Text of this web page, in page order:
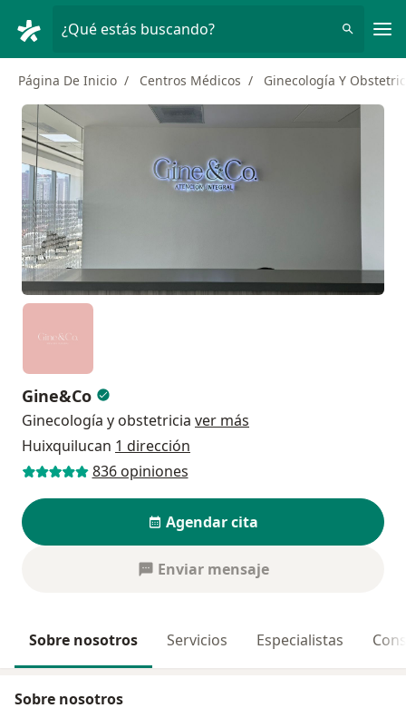
¿Qué estás buscando?
Página De Inicio Centros Médicos Ginecología Y
Gine&Co
Ginecología y obstetricia ver más
Huixquilucan 1 dirección
836 opiniones
Agendar cita
Enviar mensaje
Sobre nosotros Servicios Especialistas
Sobre nosotros